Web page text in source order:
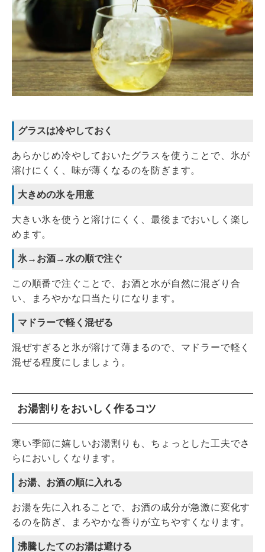
グラスは冷やしておく
あらかじめ冷やしておいたグラスを使うことで、氷が
溶けにくく、味が薄くなるのを防ぎます。
大きめの氷を用意
大きい氷を使うと溶けにくく、最後までおいしく楽し
めます。
氷→お酒→水の順で注ぐ
この順番で注ぐことで、お酒と水が自然に混ざり合
い、まろやかな口当たりになります。
マドラーで軽く混ぜる
混ぜすぎると氷が溶けて薄まるので、マドラーで軽く
混ぜる程度にしましょう。
お湯割りをおいしく作るコツ
寒い季節に嬉しいお湯割りも、ちょっとした工夫でさ
らにおいしくなります。
お湯、お酒の順に入れる
お湯を先に入れることで、お酒の成分が急激に変化す
るのを防ぎ、まろやかな香りが立ちやすくなります。
沸騰したてのお湯は避ける